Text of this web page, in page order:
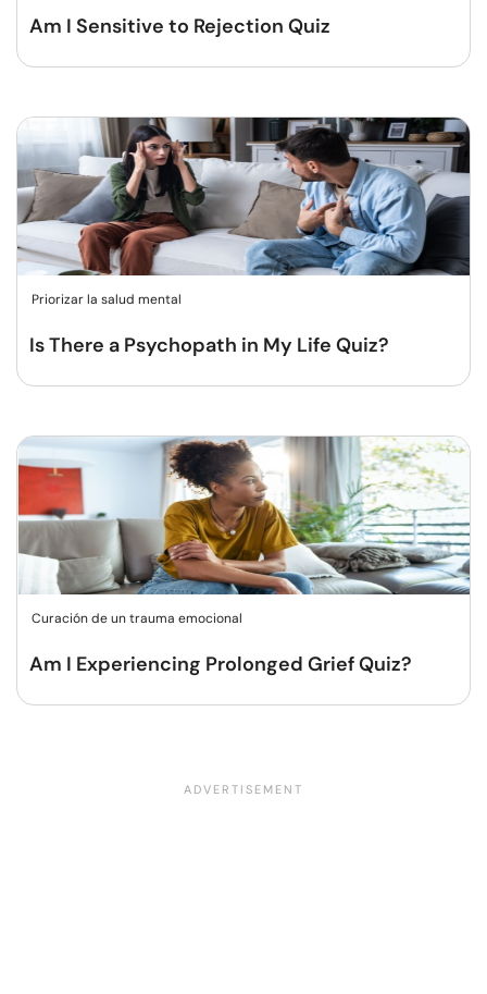
Am I Sensitive to Rejection Quiz
Priorizar la salud mental
Is There a Psychopath in My Life Quiz?
Curación de un trauma emocional
Am I Experiencing Prolonged Grief Quiz?